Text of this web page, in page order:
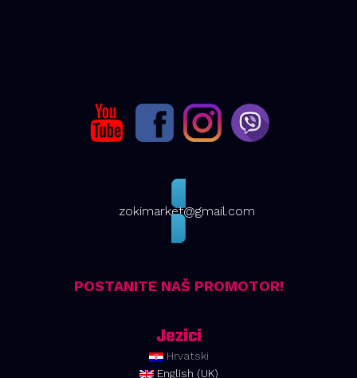
zokimarket@gmail.com
POSTANITE NAŠ PROMOTOR!
Jezici
Hrvatski
English (UK)